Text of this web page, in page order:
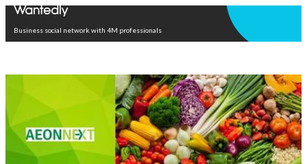
Business social network with 4M professionals